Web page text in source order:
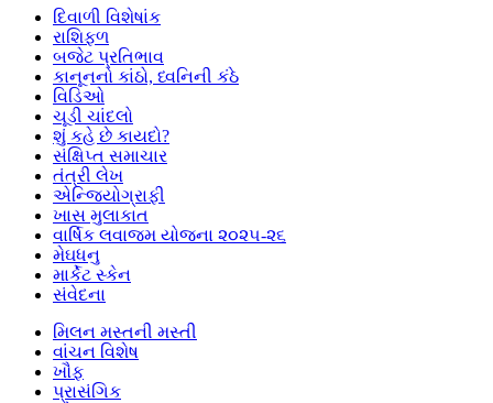
દિવાળી વિશેષાંક
રાશિફળ
બજેટ પ્રતિભાવ
કાનૂનનો કાંઠો, ધ્વનિની કંઠે
વિડિઓ
ચૂડી ચાંદલો
શું કહે છે કાયદો?
સંક્ષિપ્ત સમાચાર
તંત્રી લેખ
એન્જિયોગ્રાફી
ખાસ મુલાકાત
વાર્ષિક લવાજમ યોજના ૨૦૨૫-૨૬
મેઘધનુ
માર્કેટ સ્કેન
સંવેદના
મિલન મસ્તની મસ્તી
વાંચન વિશેષ
ખૌફ
પ્રાસંગિક